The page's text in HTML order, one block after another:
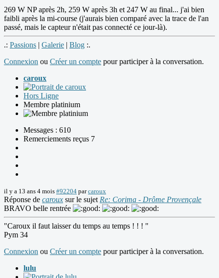
269 W NP après 2h, 259 W après 3h et 247 W au final... j'ai bien
faibli après la mi-course (j'aurais bien comparé avec la trace de l'an
passé, mais le capteur n'était pas connecté ce jour-là).
.: Passions | Galerie | Blog :.
Connexion ou Créer un compte pour participer à la conversation.
caroux
Hors Ligne
Membre platinium
Messages : 610
Remerciements reçus 7
il y a 13 ans 4 mois #92204 parcaroux
Réponse de caroux sur le sujet Re: Corima - Drôme Provençale
BRAVO belle rentrée
"Caroux il faut laisser du temps au temps ! ! ! "
Pym 34
Connexion ou Créer un compte pour participer à la conversation.
lulu